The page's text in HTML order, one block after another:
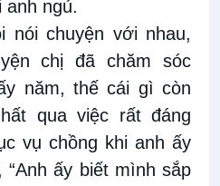
anh ngủ.
nói chuyện với nhau,
chị đã chăm sóc
năm, thế cái gì còn
qua việc rất đáng
vụ chồng khi anh ấy
ấy biết mình sắp